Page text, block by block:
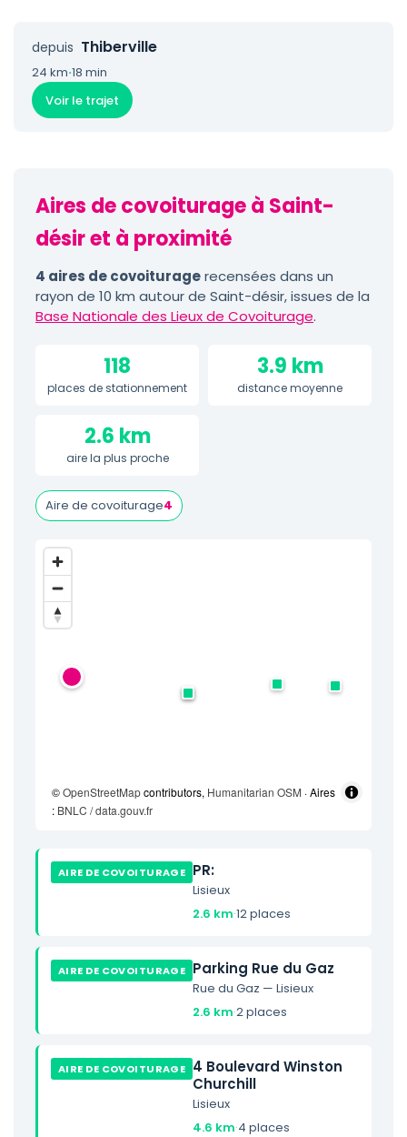
depuis Thiberville
24 km·18 min
Voir le trajet
Aires de covoiturage à Saint-
désir et à proximité
4 aires de covoituragerecensées dans un
rayon de 10 km autour de Saint-désir, issues de la
Base Nationale des Lieux de Covoiturage.
118
places de stationnement
3.9 km
distance moyenne
2.6 km
aire la plus proche
Aire de covoiturage4
©OpenStreetMapcontributors, Humanitarian OSM · Aires
: BNLC / data.gouv.fr
AIRE DE COVOITURAGE PR:
Lisieux
2.6 km·12 places
AIRE DE COVOITURAGE Parking Rue du Gaz
Rue du Gaz — Lisieux
2.6 km·2 places
AIRE DE COVOITURAGE 4 Boulevard Winston
Churchill
Lisieux
4.6 km·4 places